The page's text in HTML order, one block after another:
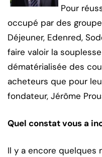
Pour
occupé par des
Déjeuner, Edenred,
faire valoir la
dématérialisée des
acheteurs que pour
fondateur, Jérôme
Quel constat vous a
Il y a encore quelques